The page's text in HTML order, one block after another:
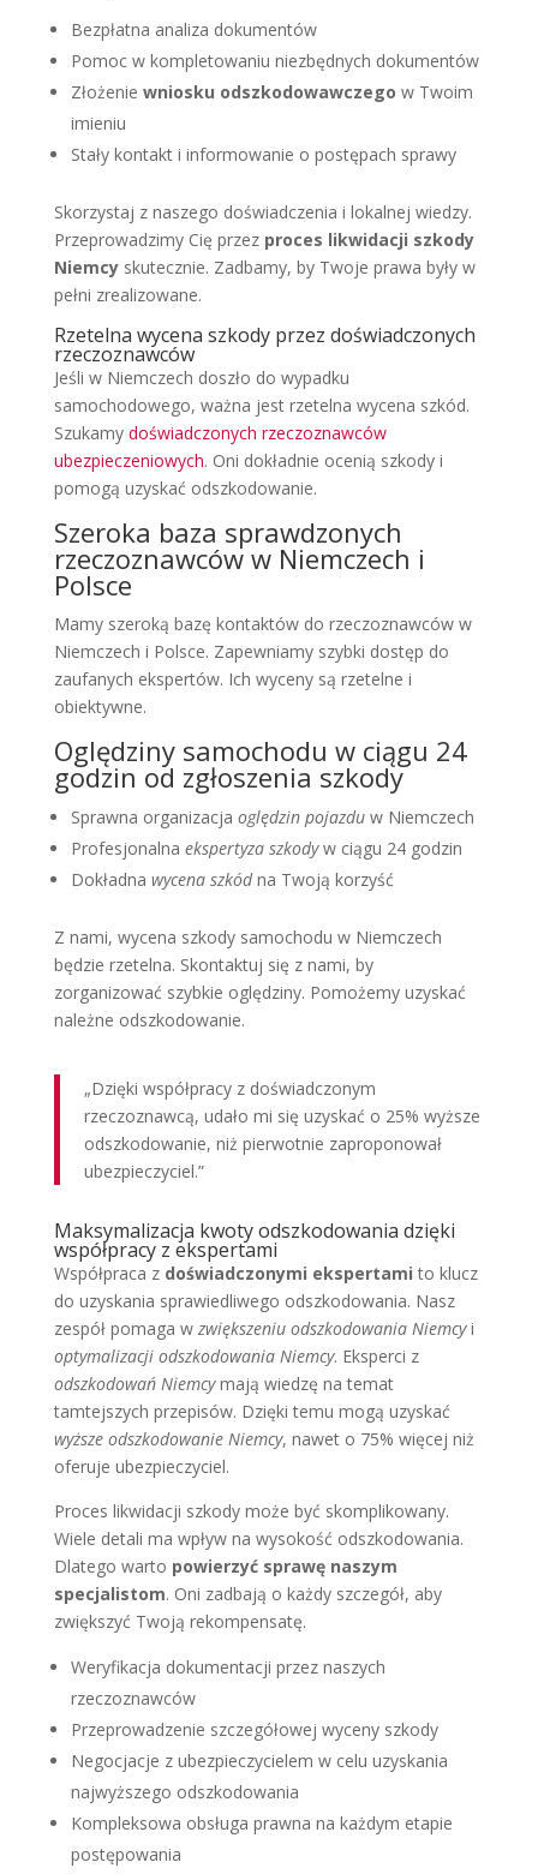
Bezpłatna analiza dokumentów
Pomoc w kompletowaniu niezbędnych dokumentów
Złożenie wniosku odszkodowawczego w Twoim
imieniu
Stały kontakt i informowanie o postępach sprawy
Skorzystaj z naszego doświadczenia i lokalnej wiedzy.
Przeprowadzimy Cię przez proces likwidacji szkody
Niemcyskutecznie. Zadbamy, by Twoje prawa były w
pełni zrealizowane.
Rzetelna wycena szkody przez doświadczonych
rzeczoznawców
Jeśli w Niemczech doszło do wypadku
samochodowego, ważna jest rzetelna wycena szkód.
Szukamy doświadczonych rzeczoznawców
ubezpieczeniowych. Oni dokładnie ocenią szkody i
pomogą uzyskać odszkodowanie.
Szeroka baza sprawdzonych
rzeczoznawców w Niemczech i
Polsce
Mamy szeroką bazę kontaktów do rzeczoznawców w
Niemczech i Polsce. Zapewniamy szybki dostęp do
zaufanych ekspertów. Ich wyceny są rzetelne i
obiektywne.
Oględziny samochodu w ciągu 24
godzin od zgłoszenia szkody
Sprawna organizacja oględzin pojazduw Niemczech
Profesjonalna ekspertyza szkodyw ciągu 24 godzin
Dokładna wycena szkódna Twoją korzyść
Z nami, wycena szkody samochodu w Niemczech
będzie rzetelna. Skontaktuj się z nami, by
zorganizować szybkie oględziny. Pomożemy uzyskać
należne odszkodowanie.
„Dzięki współpracy z doświadczonym
rzeczoznawcą, udało mi się uzyskać o 25% wyższe
odszkodowanie, niż pierwotnie zaproponował
ubezpieczyciel.”
Maksymalizacja kwoty odszkodowania dzięki
współpracy z ekspertami
Współpraca z doświadczonymi ekspertami to klucz
do uzyskania sprawiedliwego odszkodowania. Nasz
zespół pomaga w zwiększeniu odszkodowania Niemcyi
optymalizacji odszkodowania Niemcy. Eksperci z
odszkodowań Niemcymają wiedzę na temat
tamtejszych przepisów. Dzięki temu mogą uzyskać
wyższe odszkodowanie Niemcy, nawet o 75% więcej niż
oferuje ubezpieczyciel.
Proces likwidacji szkody może być skomplikowany.
Wiele detali ma wpływ na wysokość odszkodowania.
Dlatego warto powierzyć sprawę naszym
specjalistom. Oni zadbają o każdy szczegół, aby
zwiększyć Twoją rekompensatę.
Weryfikacja dokumentacji przez naszych
rzeczoznawców
Przeprowadzenie szczegółowej wyceny szkody
Negocjacje z ubezpieczycielem w celu uzyskania
najwyższego odszkodowania
Kompleksowa obsługa prawna na każdym etapie
postępowania